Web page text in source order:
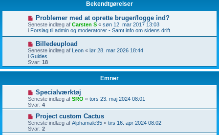
Bekendtgørelser
Problemer med at oprette bruger/logge ind?
Seneste indlæg af Carsten S « søn 12. mar 2017 13:03
i Forslag til admin og moderatorer - Samt info om sidens drift.
Billedeupload
Seneste indlæg af Leon « lør 28. mar 2026 18:44
i Guides
Svar: 18
Emner
Specialværktøj
Seneste indlæg af SRO « tors 23. maj 2024 08:01
Svar: 4
Project custom Cactus
Seneste indlæg af Alphamale35 « tirs 16. apr 2024 08:02
Svar: 2